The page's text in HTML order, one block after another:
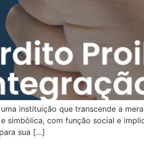
instituição que transcende a
com função social e
sua […]